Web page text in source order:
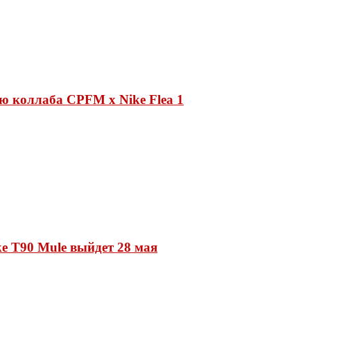
коллаба CPFM x Nike Flea 1
T90 Mule выйдет 28 мая